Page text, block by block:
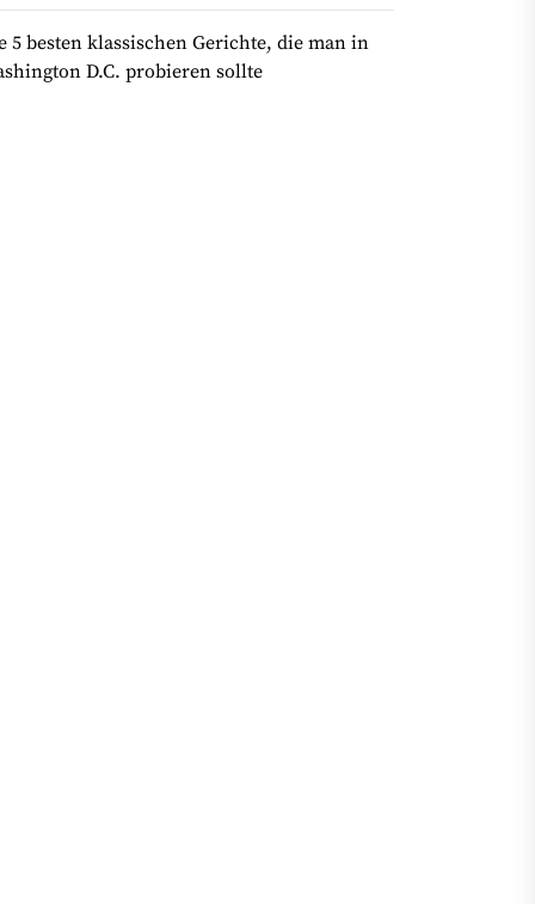
5 besten klassischen Gerichte, die man in
D.C. probieren sollte